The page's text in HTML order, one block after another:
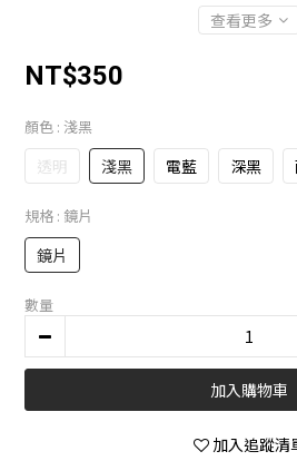
查看更多
NT$350
顏色 : 淺黑
透明 淺黑 電藍 深黑
規格 : 鏡片
鏡片
數量
加入購物車
加入追蹤清